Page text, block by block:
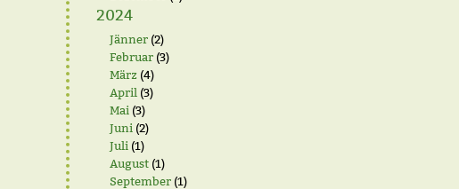
2024
Jänner(2)
Februar(3)
März (4)
April (3)
Mai (3)
Juni (2)
Juli (1)
August(1)
September(1)